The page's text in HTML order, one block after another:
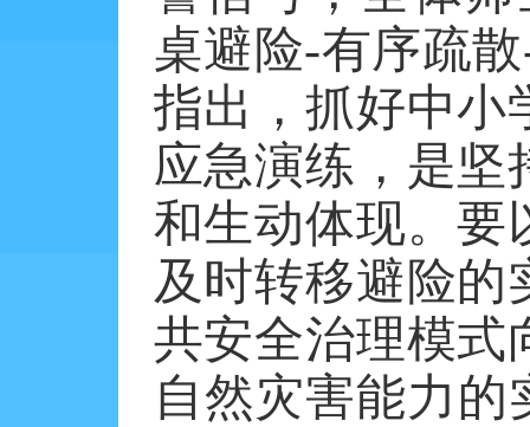
桌避险-有序疏
指出，抓好中小
应急演练，是坚
和生动体现。要
及时转移避险的
共安全治理模式
自然灾害能力的